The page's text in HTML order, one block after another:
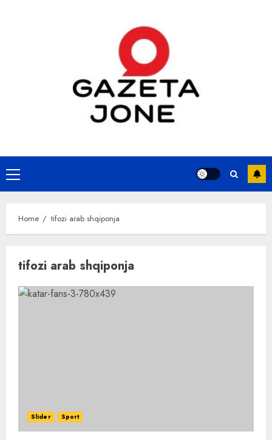
Primary
Menu
Home tifozi arab shqiponja
tifozi arab shqiponja
Slider Sport